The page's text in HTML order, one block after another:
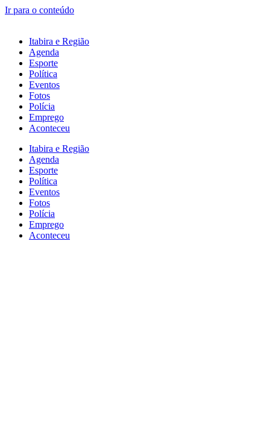
Ir para o conteúdo
Itabira e Região
Agenda
Esporte
Política
Eventos
Fotos
Polícia
Emprego
Aconteceu
Itabira e Região
Agenda
Esporte
Política
Eventos
Fotos
Polícia
Emprego
Aconteceu